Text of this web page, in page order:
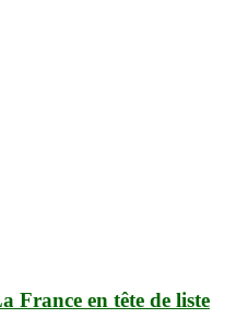
France en tête de liste